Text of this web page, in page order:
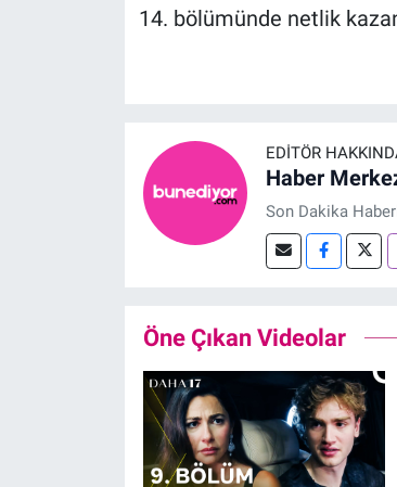
14. bölümünde netlik
EDITÖR
Haber
Son Dakika
Öne Çıkan Videolar